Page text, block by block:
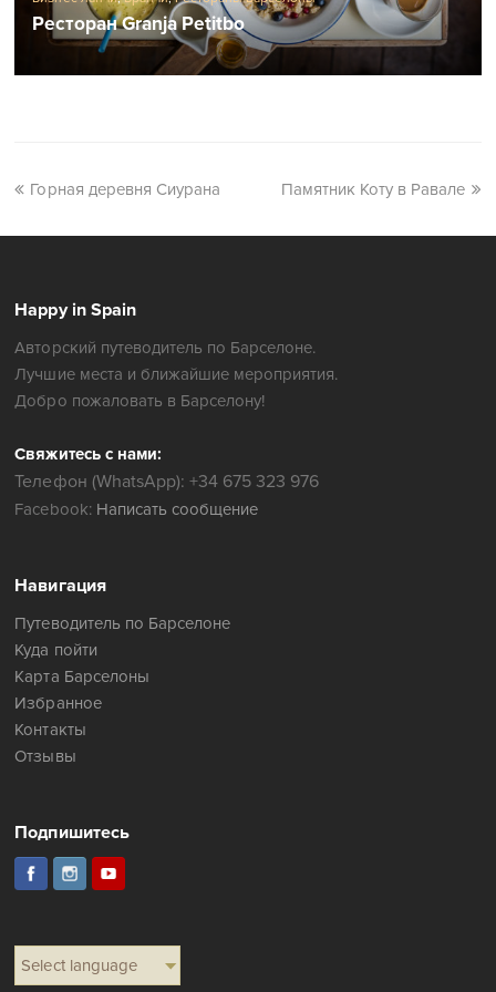
Ресторан Granja Petitbo
Горная деревня Сиурана Памятник Коту в Равале
Happy in Spain
Авторский путеводитель по Барселоне.
Лучшие места и ближайшие мероприятия.
Добро пожаловать в Барселону!
Свяжитесь с нами:
Телефон (WhatsApp): +34 675 323 976
Facebook: Написать сообщение
Навигация
Путеводитель по Барселоне
Куда пойти
Карта Барселоны
Избранное
Контакты
Отзывы
Подпишитесь
Select language